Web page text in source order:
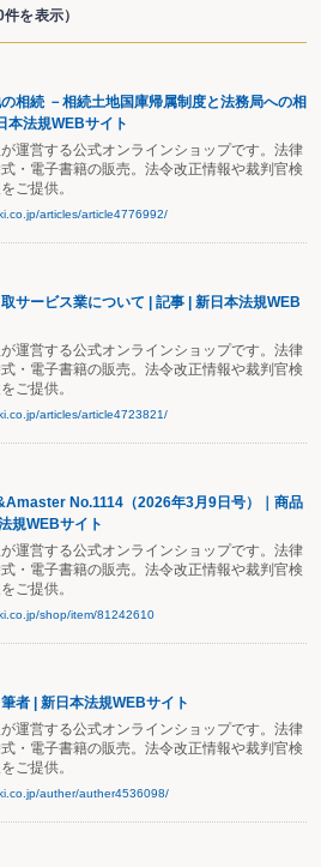
を表示）
相続 －相続土地国庫帰属制度と法務局への相
本法規WEBサイト
運営する公式オンラインショップです。法律
・電子書籍の販売。法令改正情報や裁判官検
ご提供。
articles/article4776992/
サービス業について | 記事 | 新日本法規WEB
運営する公式オンラインショップです。法律
・電子書籍の販売。法令改正情報や裁判官検
ご提供。
articles/article4723821/
No.1114（2026年3月9日号）｜商品
規WEBサイト
運営する公式オンラインショップです。法律
・電子書籍の販売。法令改正情報や裁判官検
ご提供。
shop/item/81242610
者 | 新日本法規WEBサイト
運営する公式オンラインショップです。法律
・電子書籍の販売。法令改正情報や裁判官検
ご提供。
auther/auther4536098/